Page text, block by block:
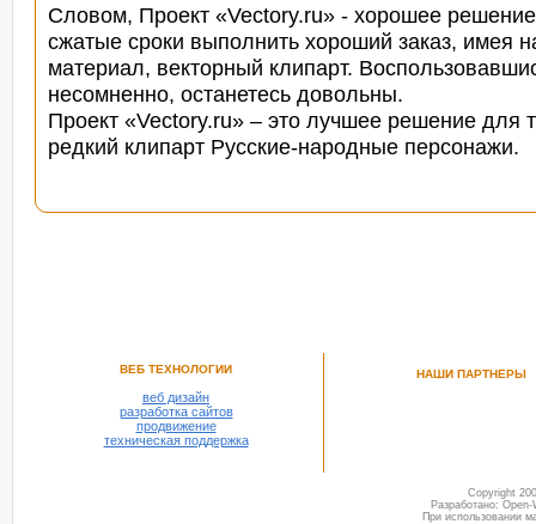
Словом, Проект «Vectory.ru» - хорошее
сжатые сроки выполнить хороший заказ, имея
материал, векторный клипарт.
несомненно, останетесь довольны.
Проект «Vectory.ru» – это лучшее решение для
редкий клипарт Русские-народные персонажи.
ВЕБ ТЕХНОЛОГИИ
веб дизайн
разработка сайтов
продвижение
техническая поддержка
НАШИ ПАРТНЕРЫ
Copyright
Разработано:
При использовании